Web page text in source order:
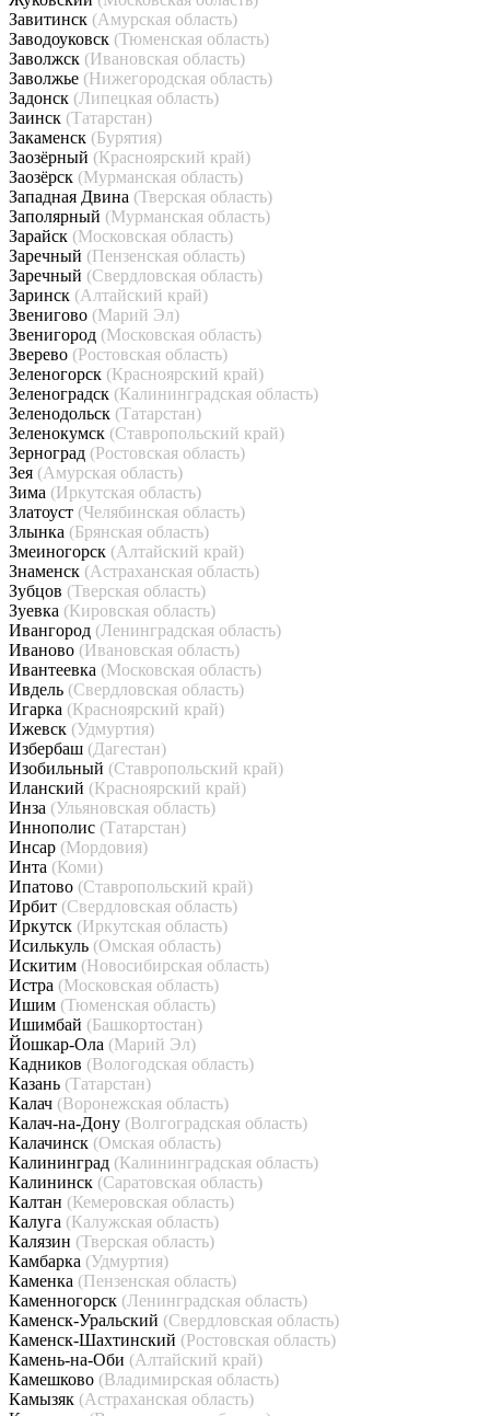
Завитинск (Амурская область)
Заводоуковск (Тюменская область)
Заволжск (Ивановская область)
Заволжье (Нижегородская область)
Задонск (Липецкая область)
Заинск (Татарстан)
Закаменск (Бурятия)
Заозёрный (Красноярский край)
Заозёрск (Мурманская область)
Западная Двина (Тверская область)
Заполярный (Мурманская область)
Зарайск (Московская область)
Заречный (Пензенская область)
Заречный (Свердловская область)
Заринск (Алтайский край)
Звенигово (Марий Эл)
Звенигород (Московская область)
Зверево (Ростовская область)
Зеленогорск (Красноярский край)
Зеленоградск (Калининградская область)
Зеленодольск (Татарстан)
Зеленокумск (Ставропольский край)
Зерноград (Ростовская область)
Зея (Амурская область)
Зима (Иркутская область)
Златоуст (Челябинская область)
Злынка (Брянская область)
Змеиногорск (Алтайский край)
Знаменск (Астраханская область)
Зубцов (Тверская область)
Зуевка (Кировская область)
Ивангород (Ленинградская область)
Иваново (Ивановская область)
Ивантеевка (Московская область)
Ивдель (Свердловская область)
Игарка (Красноярский край)
Ижевск (Удмуртия)
Избербаш (Дагестан)
Изобильный (Ставропольский край)
Иланский (Красноярский край)
Инза (Ульяновская область)
Иннополис (Татарстан)
Инсар (Мордовия)
Инта (Коми)
Ипатово (Ставропольский край)
Ирбит (Свердловская область)
Иркутск (Иркутская область)
Исилькуль (Омская область)
Искитим (Новосибирская область)
Истра (Московская область)
Ишим (Тюменская область)
Ишимбай (Башкортостан)
Йошкар-Ола (Марий Эл)
Кадников (Вологодская область)
Казань (Татарстан)
Калач (Воронежская область)
Калач-на-Дону (Волгоградская область)
Калачинск (Омская область)
Калининград (Калининградская область)
Калининск (Саратовская область)
Калтан (Кемеровская область)
Калуга (Калужская область)
Калязин (Тверская область)
Камбарка (Удмуртия)
Каменка (Пензенская область)
Каменногорск (Ленинградская область)
Каменск-Уральский (Свердловская область)
Каменск-Шахтинский (Ростовская область)
Камень-на-Оби (Алтайский край)
Камешково (Владимирская область)
Камызяк (Астраханская область)